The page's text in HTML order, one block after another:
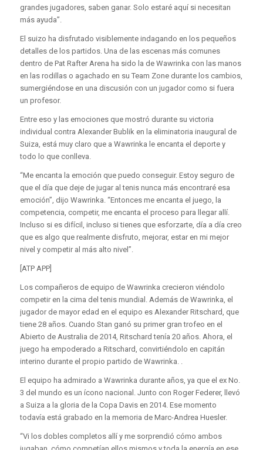
grandes jugadores, saben ganar. Solo estaré aquí si necesitan
más ayuda”.
El suizo ha disfrutado visiblemente indagando en los pequeños
detalles de los partidos. Una de las escenas más comunes
dentro de Pat Rafter Arena ha sido la de Wawrinka con las manos
en las rodillas o agachado en su Team Zone durante los cambios,
sumergiéndose en una discusión con un jugador como si fuera
un profesor.
Entre eso y las emociones que mostró durante su victoria
individual contra Alexander Bublik en la eliminatoria inaugural de
Suiza, está muy claro que a Wawrinka le encanta el deporte y
todo lo que conlleva.
“Me encanta la emoción que puedo conseguir. Estoy seguro de
que el día que deje de jugar al tenis nunca más encontraré esa
emoción”, dijo Wawrinka. “Entonces me encanta el juego, la
competencia, competir, me encanta el proceso para llegar allí.
Incluso si es difícil, incluso si tienes que esforzarte, día a día creo
que es algo que realmente disfruto, mejorar, estar en mi mejor
nivel y competir al más alto nivel”.
[ATP APP]
Los compañeros de equipo de Wawrinka crecieron viéndolo
competir en la cima del tenis mundial. Además de Wawrinka, el
jugador de mayor edad en el equipo es Alexander Ritschard, que
tiene 28 años. Cuando Stan ganó su primer gran trofeo en el
Abierto de Australia de 2014, Ritschard tenía 20 años. Ahora, el
juego ha empoderado a Ritschard, convirtiéndolo en capitán
interino durante el propio partido de Wawrinka. .
El equipo ha admirado a Wawrinka durante años, ya que el ex No.
3 del mundo es un ícono nacional. Junto con Roger Federer, llevó
a Suiza a la gloria de la Copa Davis en 2014. Ese momento
todavía está grabado en la memoria de Marc-Andrea Huesler.
“Vi los dobles completos allí y me sorprendió cómo ambos